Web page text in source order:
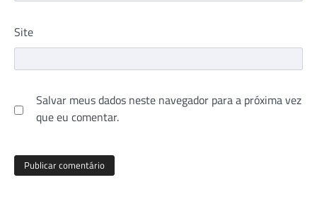
Site
Salvar meus dados neste navegador para a próxima vez
que eu comentar.